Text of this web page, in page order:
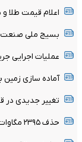
اعلام قیمت طلا و سکه
بسیج ملی صنعت
عملیات اجرایی
آماده سازی زمین برای ساخت ۴۵
تغییر جدیدی
حذف ۲۳۹۵ مگاوات بار پنهان از شبکه برق